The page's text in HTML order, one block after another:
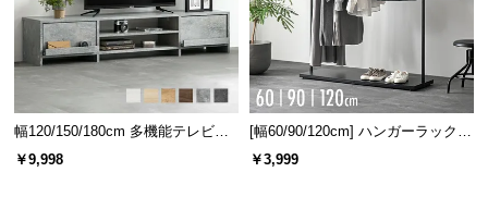
幅120/150/180cm 多機能テレビボ
ード 木目/石目調 オープン収納・
引き出し収納付き
￥9,998
[幅60/90/120cm] ハンガーラック
スチール 4段階高さ調節 サイドフ
ック オープンラック シンプル
￥3,999